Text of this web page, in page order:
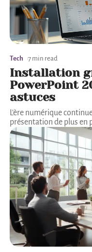
Tech 7 min read
Installation
PowerPoint
astuces
L'ère numérique
présentation de plus en